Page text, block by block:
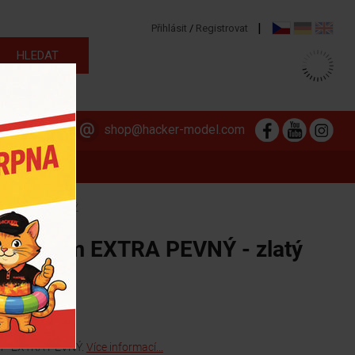
Přihlásit / Registrovat |
564 381 shop@hacker-model.com
PEVNÝ - ZLATÝ
36 cm EXTRA PEVNÝ - zlatý
EXTRA PEVNÝ. Více informací...